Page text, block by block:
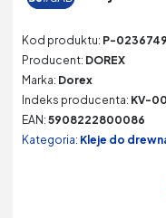
Kod produktu: P-0236749
Producent: DOREX
Marka: Dorex
Indeks producenta: KV-
EAN: 5908222800086
Kategoria: Kleje do